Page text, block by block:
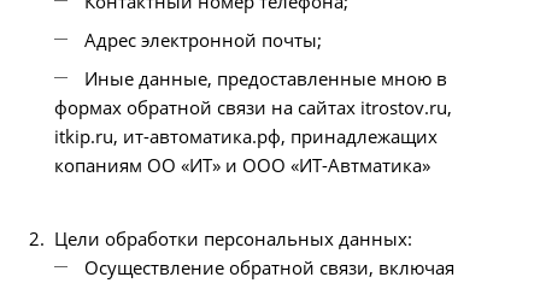
Адрес электронной почты;
Иные данные, предоставленные мною в
формах обратной связи на сайтах itrostov.ru,
itkip.ru, ит-автоматика.рф, принадлежащих
копаниям ОО «ИТ» и ООО «ИТ-Автматика»
Цели обработки персональных данных:
Осуществление обратной связи, включая